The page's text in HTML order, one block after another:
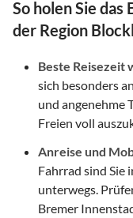
So holen Sie
der Region
Beste Reisezeit
sich besonders
und angenehme
Freien voll
Anreise und
Fahrrad sind Sie
unterwegs.
Bremer